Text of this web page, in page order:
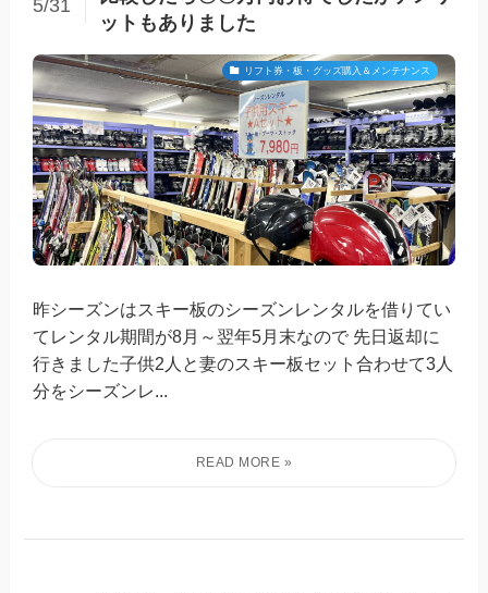
ットもありました
5/31
リフト券・板・グッズ購入＆メンテナンス
昨シーズンはスキー板のシーズンレンタルを借りてい
てレンタル期間が8月～翌年5月末なので 先日返却に
行きました子供2人と妻のスキー板セット合わせて3人
分をシーズンレ...